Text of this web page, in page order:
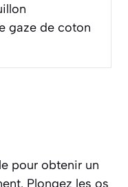
gaze de coton
pour obtenir un
Plongez les os